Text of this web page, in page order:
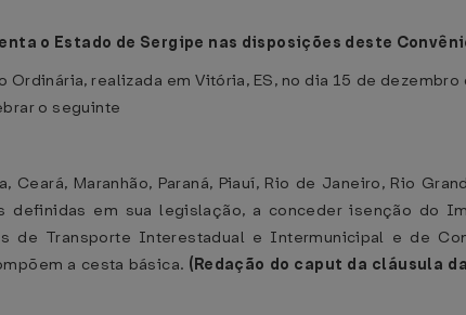
o Estado de Sergipe nas disposições deste
Ordinária, realizada em Vitória, ES, no dia 15 de
o seguinte
Maranhão, Paraná, Piauí, Rio de Janeiro, Rio
definidas em sua legislação, a conceder isenção do
de Transporte Interestadual e Intermunicipal e de
a cesta básica. (Redação do caput da cláusula